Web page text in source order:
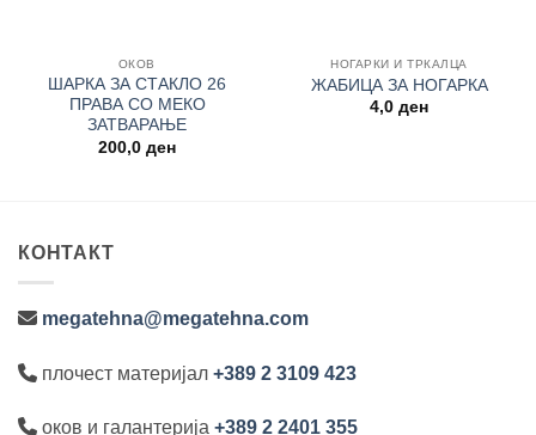
ОКОВ
ШАРКА ЗА СТАКЛО 26
ПРАВА СО МЕКО
ЗАТВАРАЊЕ
200,0 ден
НОГАРКИ И ТРКАЛЦА
ЖАБИЦА ЗА НОГАРКА
4,0 ден
КОНТАКТ
megatehna@megatehna.com
плочест материјал +389 2 3109 423
оков и галантерија +389 2 2401 355